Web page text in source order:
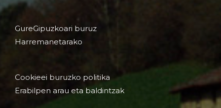
GureGipuzkoari buruz
Harremanetarako
Cookieei buruzko politika
Erabilpen arau eta baldintzak